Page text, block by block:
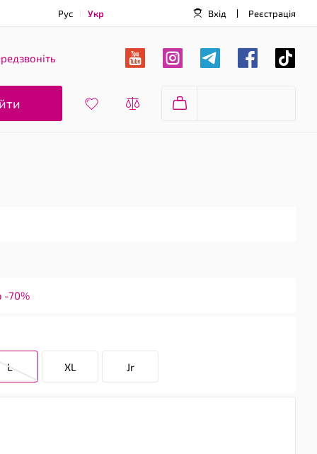
Рус Укр Вхід Реєстрація
-70%
L XL Jr